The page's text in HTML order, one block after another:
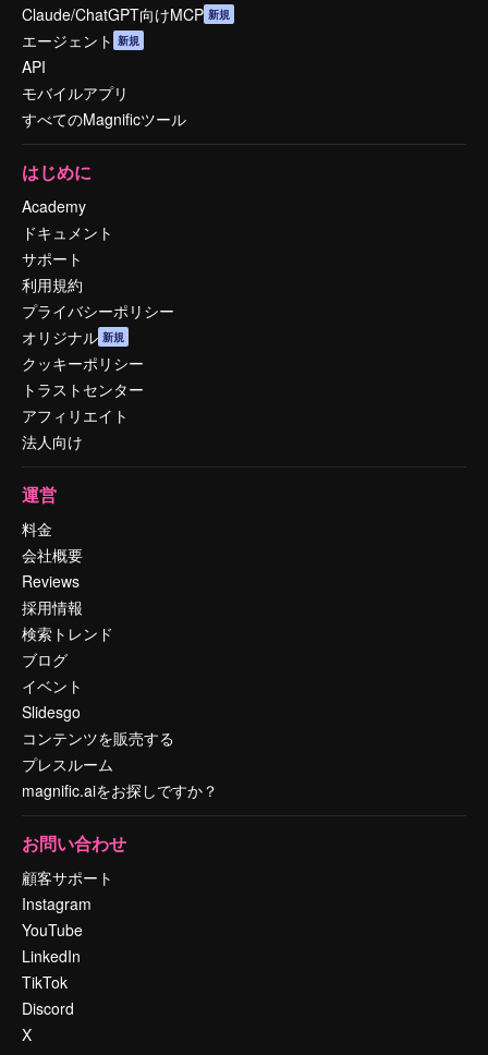
Claude/ChatGPT向けMCP 新規
エージェント 新規
API
モバイルアプリ
すべてのMagnificツール
はじめに
Academy
ドキュメント
サポート
利用規約
プライバシーポリシー
オリジナル 新規
クッキーポリシー
トラストセンター
アフィリエイト
法人向け
運営
料金
会社概要
Reviews
採用情報
検索トレンド
ブログ
イベント
Slidesgo
コンテンツを販売する
プレスルーム
magnific.aiをお探しですか？
お問い合わせ
顧客サポート
Instagram
YouTube
LinkedIn
TikTok
Discord
X